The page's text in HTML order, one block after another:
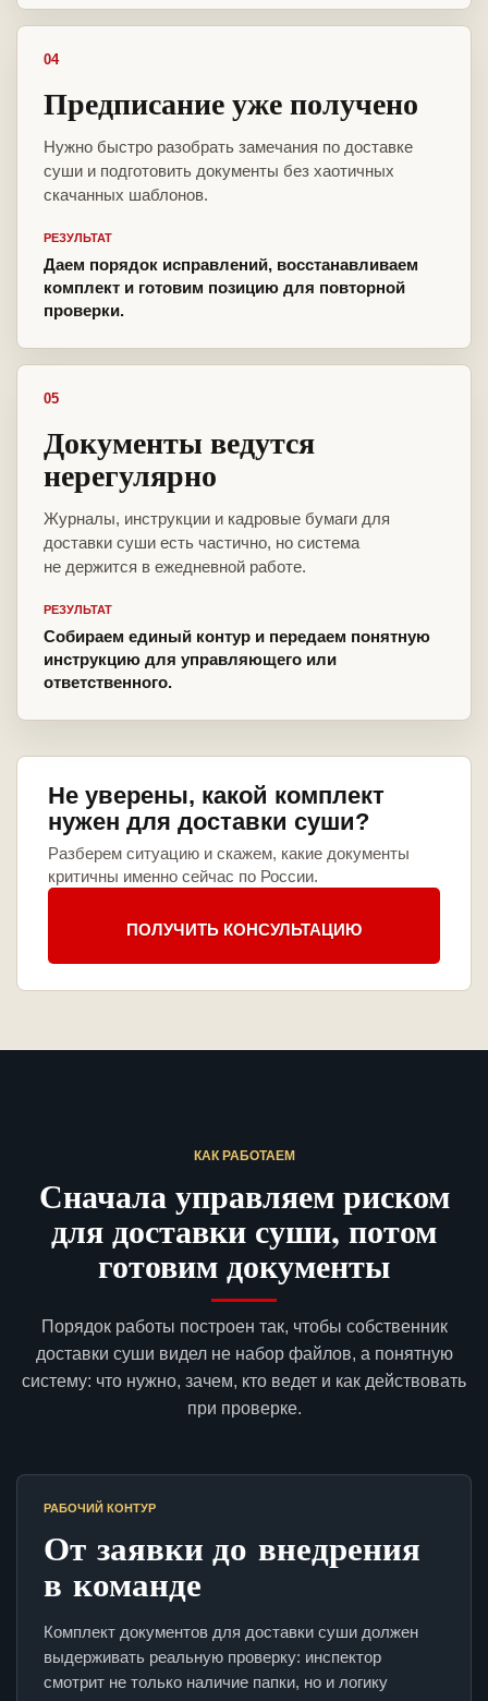
04
Предписание уже получено
Нужно быстро разобрать замечания по доставке
суши и подготовить документы без хаотичных
скачанных шаблонов.
РЕЗУЛЬТАТ
Даем порядок исправлений, восстанавливаем
комплект и готовим позицию для повторной
проверки.
05
Документы ведутся
нерегулярно
Журналы, инструкции и кадровые бумаги для
доставки суши есть частично, но система
не держится в ежедневной работе.
РЕЗУЛЬТАТ
Собираем единый контур и передаем понятную
инструкцию для управляющего или
ответственного.
Не уверены, какой комплект
нужен для доставки суши?
Разберем ситуацию и скажем, какие документы
критичны именно сейчас по России.
ПОЛУЧИТЬ КОНСУЛЬТАЦИЮ
КАК РАБОТАЕМ
Сначала управляем риском
для доставки суши, потом
готовим документы
Порядок работы построен так, чтобы собственник
доставки суши видел не набор файлов, а понятную
систему: что нужно, зачем, кто ведет и как действовать
при проверке.
РАБОЧИЙ КОНТУР
От заявки до внедрения
в команде
Комплект документов для доставки суши должен
выдерживать реальную проверку: инспектор
смотрит не только наличие папки, но и логику